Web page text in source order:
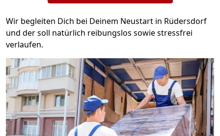
Wir begleiten Dich bei Deinem Neustart in Rüdersdorf
und der soll natürlich reibungslos sowie stressfrei
verlaufen.